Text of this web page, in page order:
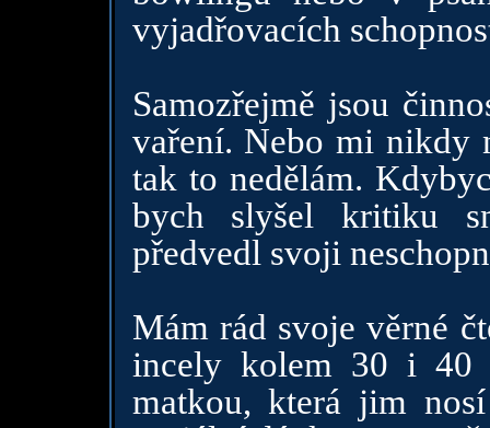
vyjadřovacích
Samozřejmě jsou
vaření. Nebo mi nikdy
tak to nedělám.
bych slyšel kritiku
předvedl svoji
Mám rád svoje věrné
incely kolem 30 i
matkou, která jim